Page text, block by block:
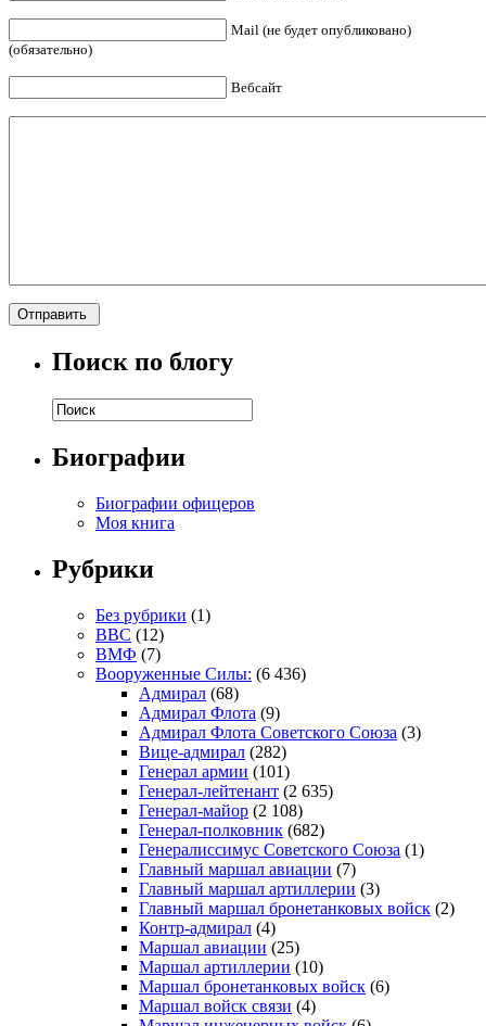
Mail (не будет опубликовано)
(обязательно)
Вебсайт
Поиск по блогу
Биографии
Биографии офицеров
Моя книга
Рубрики
Без рубрики (1)
ВВС (12)
ВМФ (7)
Вооруженные Силы: (6 436)
Адмирал (68)
Адмирал Флота (9)
Адмирал Флота Советского Союза (3)
Вице-адмирал (282)
Генерал армии (101)
Генерал-лейтенант (2 635)
Генерал-майор (2 108)
Генерал-полковник (682)
Генералиссимус Советского Союза (1)
Главный маршал авиации (7)
Главный маршал артиллерии (3)
Главный маршал бронетанковых войск (2)
Контр-адмирал (4)
Маршал авиации (25)
Маршал артиллерии (10)
Маршал бронетанковых войск (6)
Маршал войск связи (4)